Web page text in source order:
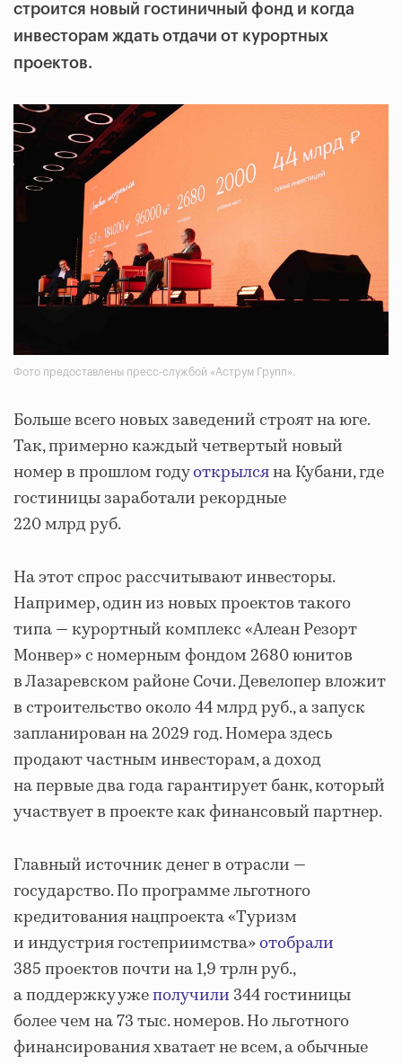
строится новый гостиничный фонд и когда
инвесторам ждать отдачи от курортных
проектов.
Фото предоставлены пресс-службой «Аструм Групп».
Больше всего новых заведений строят на юге.
Так, примерно каждый четвертый новый
номер в прошлом годуоткрылсяна Кубани, где
гостиницы заработали рекордные
220 млрд руб.
На этот спрос рассчитывают инвесторы.
Например, один из новых проектов такого
типа — курортный комплекс «Алеан Резорт
Монвер» с номерным фондом 2680 юнитов
в Лазаревском районе Сочи. Девелопер вложит
в строительство около 44 млрд руб., а запуск
запланирован на 2029 год. Номера здесь
продают частным инвесторам, а доход
на первые два года гарантирует банк, который
участвует в проекте как финансовый партнер.
Главный источник денег в отрасли —
государство. По программе льготного
кредитования нацпроекта «Туризм
и индустрия гостеприимства»отобрали
385 проектов почти на 1,9 трлн руб.,
а поддержку ужеполучили 344 гостиницы
более чем на 73 тыс. номеров. Но льготного
финансирования хватает не всем, а обычные